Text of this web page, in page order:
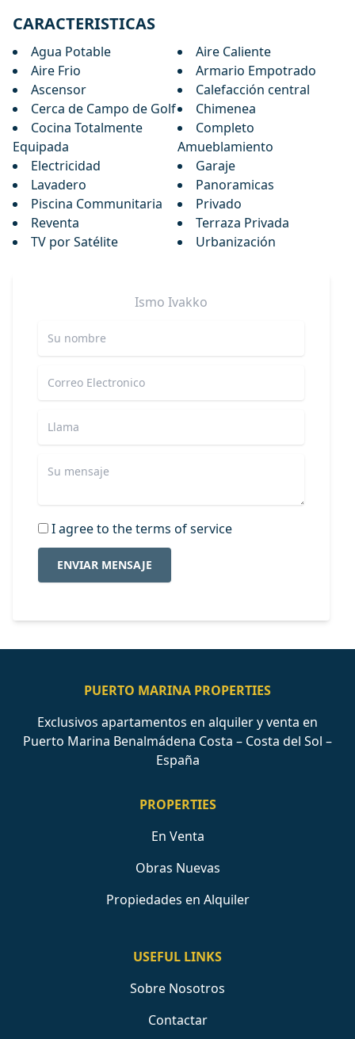
CARACTERISTICAS
Agua Potable
Aire Caliente
Aire Frio
Armario Empotrado
Ascensor
Calefacción central
Cerca de Campo de Golf
Chimenea
Cocina Totalmente
Equipada
Completo
Amueblamiento
Electricidad
Garaje
Lavadero
Panoramicas
Piscina Communitaria
Privado
Reventa
Terraza Privada
TV por Satélite
Urbanización
Ismo Ivakko
I agree to the terms of service
ENVIAR MENSAJE
PUERTO MARINA PROPERTIES
Exclusivos apartamentos en alquiler y venta en
Puerto Marina Benalmádena Costa – Costa del Sol –
España
PROPERTIES
En Venta
Obras Nuevas
Propiedades en Alquiler
USEFUL LINKS
Sobre Nosotros
Contactar